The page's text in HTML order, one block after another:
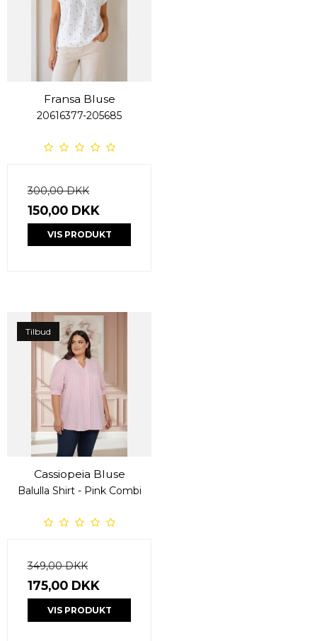
Fransa Bluse
20616377-205685
300,00 DKK
150,00 DKK
VIS PRODUKT
Tilbud
Cassiopeia Bluse
Balulla Shirt - Pink Combi
349,00 DKK
175,00 DKK
VIS PRODUKT